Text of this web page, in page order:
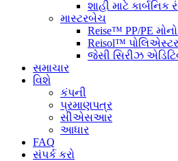
શાહી માટે કાર્બનિક
માસ્ટરબેચ
Reise™ PP/PE
Reisol™
જેસી સિરીઝ
સમાચાર
વિશે
કંપની
પ્રમાણપત્ર
સીએસઆર
આધાર
FAQ
સંપર્ક કરો